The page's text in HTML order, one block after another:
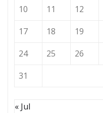
10
11 12
17
18 19
24
25 26
31
« Jul